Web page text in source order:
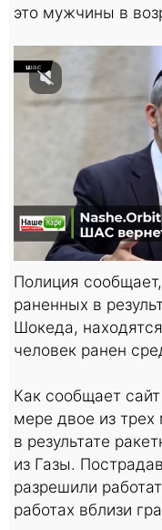
это мужчины в
Полиция
раненных в
Шокеда,
человек ранен
Как сообщает сайт
мере двое из
в результате
из Газы.
разрешили
работах вблизи